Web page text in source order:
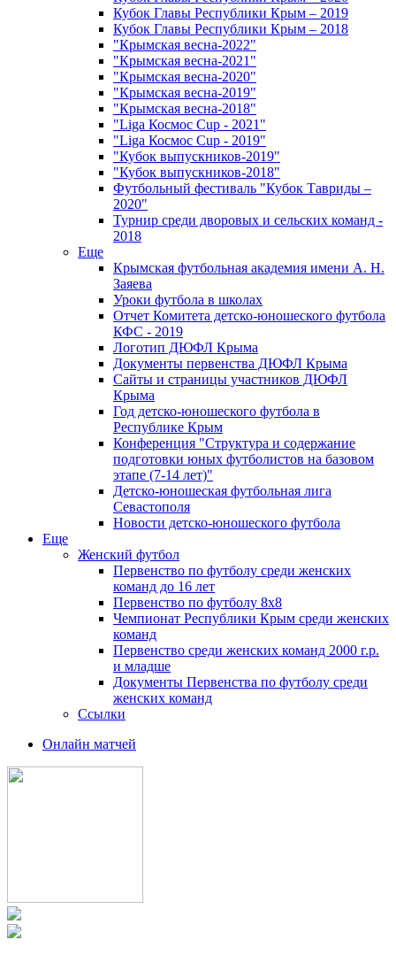
Кубок Главы Республики Крым – 2019
Кубок Главы Республики Крым – 2018
"Крымская весна-2022"
"Крымская весна-2021"
"Крымская весна-2020"
"Крымская весна-2019"
"Крымская весна-2018"
"Liga Космос Cup - 2021"
"Liga Космос Cup - 2019"
"Кубок выпускников-2019"
"Кубок выпускников-2018"
Футбольный фестиваль "Кубок Тавриды –
2020"
Турнир среди дворовых и сельских команд -
2018
Еще
Крымская футбольная академия имени А. Н.
Заяева
Уроки футбола в школах
Отчет Комитета детско-юношеского футбола
КФС - 2019
Логотип ДЮФЛ Крыма
Документы первенства ДЮФЛ Крыма
Сайты и страницы участников ДЮФЛ
Крыма
Год детско-юношеского футбола в
Республике Крым
Конференция "Структура и содержание
подготовки юных футболистов на базовом
этапе (7-14 лет)"
Детско-юношеская футбольная лига
Севастополя
Новости детско-юношеского футбола
Еще
Женский футбол
Первенство по футболу среди женских
команд до 16 лет
Первенство по футболу 8х8
Чемпионат Республики Крым среди женских
команд
Первенство среди женских команд 2000 г.р.
и младше
Документы Первенства по футболу среди
женских команд
Ссылки
Онлайн матчей